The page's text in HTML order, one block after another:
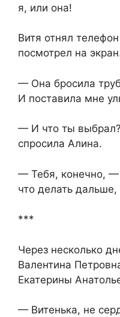
я, или она!
Витя отнял
посмотрел на
— Она бросила
И поставила мне
— И что ты
спросила Алина.
— Тебя, конечно,
что делать
***
Через несколько
Валентина
Екатерины
— Витенька, не